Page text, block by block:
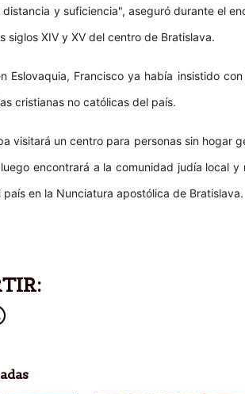
distancia y suficiencia", aseguró durante el
siglos XIV y XV del centro de Bratislava.
Eslovaquia, Francisco ya había insistido
cristianas no católicas del país.
visitará un centro para personas sin hogar
encontrará a la comunidad judía local
país en la Nunciatura apostólica de Bratislava.